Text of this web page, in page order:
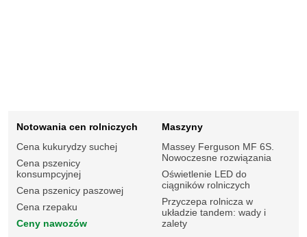
Notowania cen rolniczych
Cena kukurydzy suchej
Cena pszenicy
konsumpcyjnej
Cena pszenicy paszowej
Cena rzepaku
Ceny nawozów
Maszyny
Massey Ferguson MF 6S.
Nowoczesne rozwiązania
Oświetlenie LED do
ciągników rolniczych
Przyczepa rolnicza w
układzie tandem: wady i
zalety